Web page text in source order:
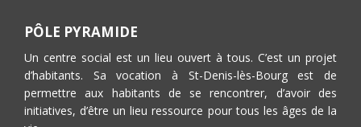
PÔLE PYRAMIDE
Un centre social est un lieu ouvert à tous. C’est un projet
d’habitants. Sa vocation à St-Denis-lès-Bourg est de
permettre aux habitants de se rencontrer, d’avoir des
initiatives, d’être un lieu ressource pour tous les âges de la